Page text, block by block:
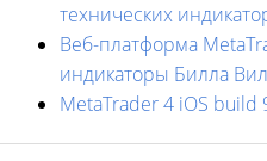
технических
Веб-платформа
индикаторы Билла
MetaTrader 4 iOS build